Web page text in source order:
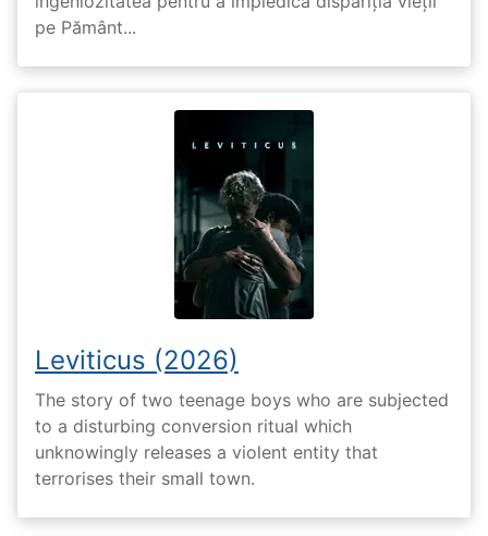
pe Pământ...
Leviticus (2026)
The story of two teenage boys who are subjected
to a disturbing conversion ritual which
unknowingly releases a violent entity that
terrorises their small town.